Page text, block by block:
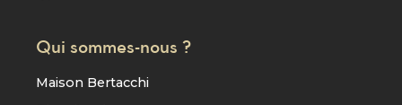
Qui sommes-nous ?
Maison Bertacchi